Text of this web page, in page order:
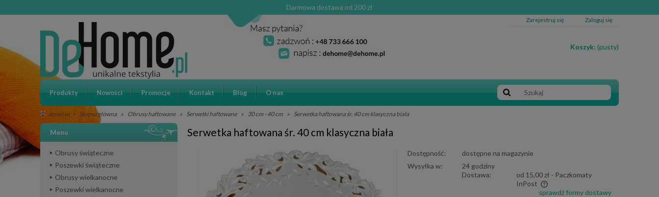
Darmowa dostawa od 200 zł
Zarejestruj się Zaloguj się
Koszyk: (pusty)
Produkty Nowości Promocje Kontakt Blog O nas
Jesteś w: » Strona główna » Obrusy haftowane » Serwetki haftowane » 30 cm - 40 cm » Serwetka haftowana śr. 40 cm klasyczna biała
Menu
Obrusy świąteczne
Poszewki świąteczne
Obrusy wielkanocne
Poszewki wielkanocne
Serwetka haftowana śr. 40 cm klasyczna biała
Dostępność:
dostępne na magazynie
Wysyłka w:
24 godziny
Dostawa:
od 15,00 zł - Paczkomaty
InPost
sprawdź formy dostawy